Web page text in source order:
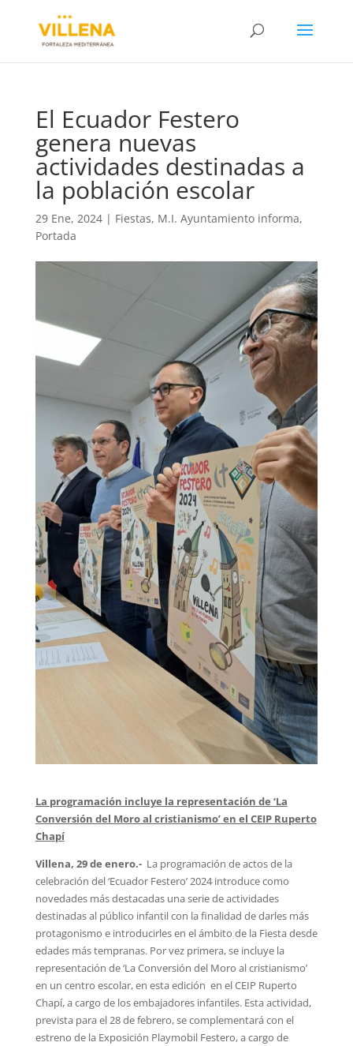
El Ecuador Festero
genera nuevas
actividades destinadas a
la población escolar
29 Ene, 2024| Fiestas, M.I. Ayuntamiento informa,
Portada
La programación incluye la representación de ‘La
Conversión del Moro al cristianismo’ en el CEIP Ruperto
Chapí
Villena, 29 de enero.- La programación de actos de la
celebración del ‘Ecuador Festero’ 2024 introduce como
novedades más destacadas una serie de actividades
destinadas al público infantil con la finalidad de darles más
protagonismo e introducirles en el ámbito de la Fiesta desde
edades más tempranas. Por vez primera, se incluye la
representación de ‘La Conversión del Moro al cristianismo’
en un centro escolar, en esta edición en el CEIP Ruperto
Chapí, a cargo de los embajadores infantiles. Esta actividad,
prevista para el 28 de febrero, se complementará con el
estreno de la Exposición Playmobil Festero, a cargo de